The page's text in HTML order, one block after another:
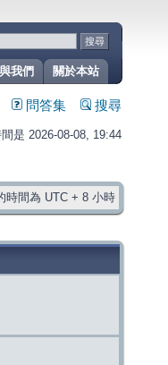
關於本站
我們
問答集 搜尋
是 2026-08-08, 19:44
時間為 UTC + 8 小時